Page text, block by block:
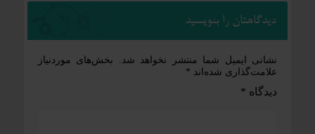
دیدگاهتان را بنویسید
نشانی ایمیل شما منتشر نخواهد شد.
بخش‌های موردنیاز
علامت‌گذاری شده‌اند *
دیدگاه *